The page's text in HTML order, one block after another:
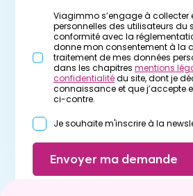
Viagimmo s’engage à collecter
personnelles des utilisateurs du
conformité avec la
donne mon consentement à la
traitement de mes données
dans les chapitres mentions
confidentialitédu site, dont je
connaissance et que j’accepte
ci-contre.
Je souhaite m'inscrire à la
Envoyer ma demande